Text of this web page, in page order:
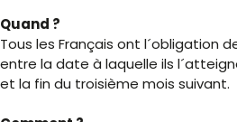
Quand ?
Tous les Français ont l´obligation
entre la date à laquelle ils
et la fin du troisième mois suivant.